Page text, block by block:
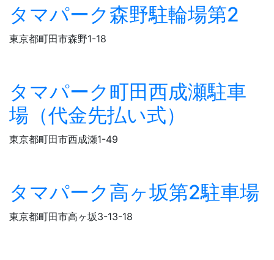
タマパーク森野駐輪場第2
東京都町田市森野1-18
タマパーク町田西成瀬駐車
場（代金先払い式）
東京都町田市西成瀬1-49
タマパーク高ヶ坂第2駐車場
東京都町田市高ヶ坂3-13-18